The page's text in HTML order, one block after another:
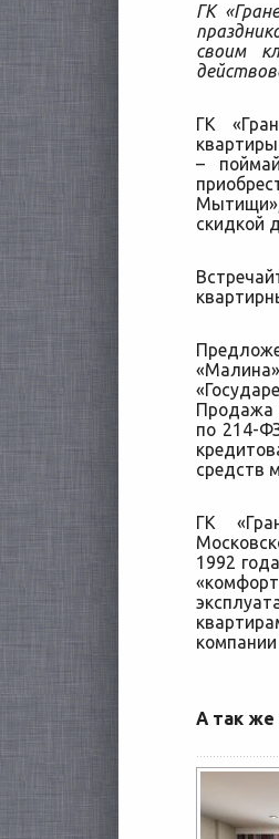
ГК
своим
ГК
–
скидкой
Продажа
по 214-
средств
ГК
1992
А так же